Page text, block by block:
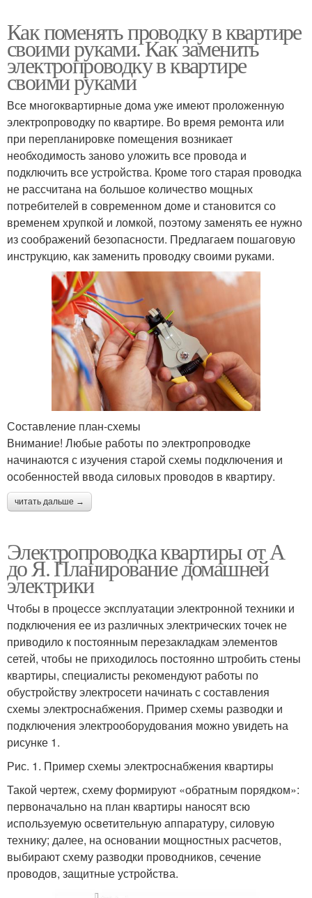
Как поменять проводку в квартире
своими руками. Как заменить
электропроводку в квартире
своими руками
Все многоквартирные дома уже имеют проложенную
электропроводку по квартире. Во время ремонта или
при перепланировке помещения возникает
необходимость заново уложить все провода и
подключить все устройства. Кроме того старая проводка
не рассчитана на большое количество мощных
потребителей в современном доме и становится со
временем хрупкой и ломкой, поэтому заменять ее нужно
из соображений безопасности. Предлагаем пошаговую
инструкцию, как заменить проводку своими руками.
Составление план-схемы
Внимание! Любые работы по электропроводке
начинаются с изучения старой схемы подключения и
особенностей ввода силовых проводов в квартиру.
читать дальше →
Электропроводка квартиры от А
до Я. Планирование домашней
электрики
Чтобы в процессе эксплуатации электронной техники и
подключения ее из различных электрических точек не
приводило к постоянным перезакладкам элементов
сетей, чтобы не приходилось постоянно штробить стены
квартиры, специалисты рекомендуют работы по
обустройству электросети начинать с составления
схемы электроснабжения. Пример схемы разводки и
подключения электрооборудования можно увидеть на
рисунке 1.
Рис. 1. Пример схемы электроснабжения квартиры
Такой чертеж, схему формируют «обратным порядком»:
первоначально на план квартиры наносят всю
используемую осветительную аппаратуру, силовую
технику; далее, на основании мощностных расчетов,
выбирают схему разводки проводников, сечение
проводов, защитные устройства.